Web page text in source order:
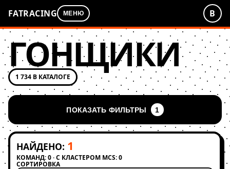
FATRACING МЕНЮ В
ГОНЩИКИ
1 734 В КАТАЛОГЕ
ПОКАЗАТЬ ФИЛЬТРЫ 1
НАЙДЕНО: 1
КОМАНД: 0 · С КЛАСТЕРОМ MCS: 0
СОРТИРОВКА
Применить сортировку